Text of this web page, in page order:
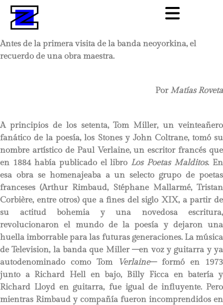
Antes de la primera visita de la banda neoyorkina, el
recuerdo de una obra maestra.
Por Matías Roveta
A principios de los setenta, Tom Miller, un veinteañero
fanático de la poesía, los Stones y John Coltrane, tomó su
nombre artístico de Paul Verlaine, un escritor francés que
en 1884 había publicado el libro Los Poetas Malditos. En
esa obra se homenajeaba a un selecto grupo de poetas
franceses (Arthur Rimbaud, Stéphane Mallarmé, Tristan
Corbière, entre otros) que a fines del siglo XIX, a partir de
su actitud bohemia y una novedosa escritura,
revolucionaron el mundo de la poesía y dejaron una
huella imborrable para las futuras generaciones. La música
de Television, la banda que Miller –en voz y guitarra y ya
autodenominado como Tom
Verlaine– formó en 1973
junto a Richard Hell en bajo, Billy Ficca en batería y
Richard Lloyd en guitarra, fue igual de influyente. Pero
mientras Rimbaud y compañía fueron incomprendidos en